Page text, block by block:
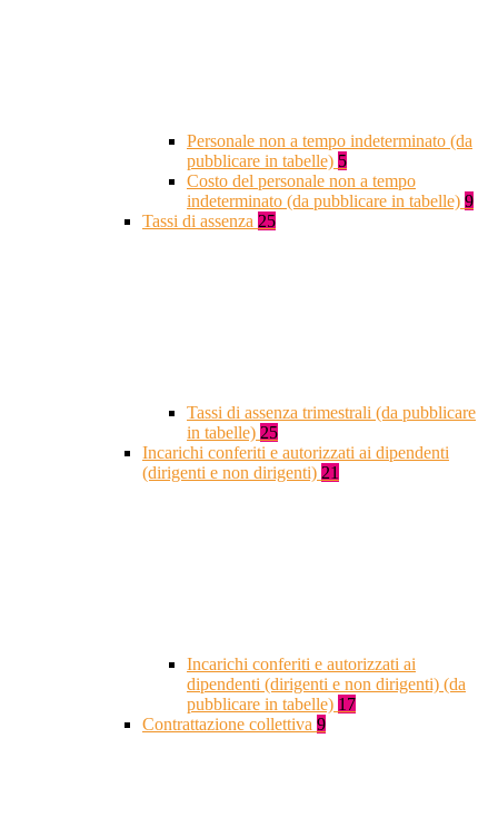
Personale non a tempo indeterminato (da
pubblicare in tabelle) 5
Costo del personale non a tempo
indeterminato (da pubblicare in tabelle) 9
Tassi di assenza 25
Tassi di assenza trimestrali (da pubblicare
in tabelle) 25
Incarichi conferiti e autorizzati ai dipendenti
(dirigenti e non dirigenti) 21
Incarichi conferiti e autorizzati ai
dipendenti (dirigenti e non dirigenti) (da
pubblicare in tabelle) 17
Contrattazione collettiva 9